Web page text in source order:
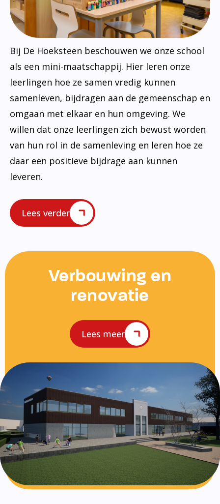
Bij De Hoeksteen beschouwen we onze school
als een mini-maatschappij. Hier leren onze
leerlingen hoe ze samen vredig kunnen
samenleven, bijdragen aan de gemeenschap en
omgaan met elkaar en hun omgeving. We
willen dat onze leerlingen zich bewust worden
van hun rol in de samenleving en leren hoe ze
daar een positieve bijdrage aan kunnen
leveren.
Lees verder
Verbouwing en
renovatie
Lees meer